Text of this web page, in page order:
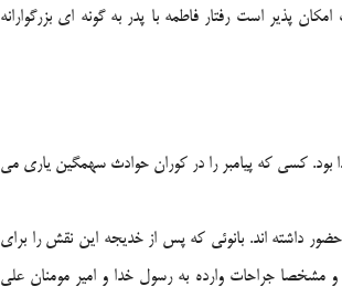
پذير است رفتار فاطمه با پدر به گونه اي بزرگوارانه
بود. كسي كه پيامبر را در كوران حوادث سهمگين ياري مي
داشته اند. بانوئي كه پس از خديجه اين نقش را براي
جراحات وارده به رسول خدا و امير مومنان علي